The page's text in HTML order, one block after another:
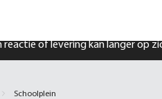
of levering kan langer op
Schoolplein